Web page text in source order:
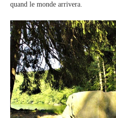
quand le monde arrivera.